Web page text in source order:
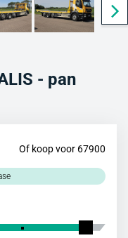
- pan
Of koop voor 67900